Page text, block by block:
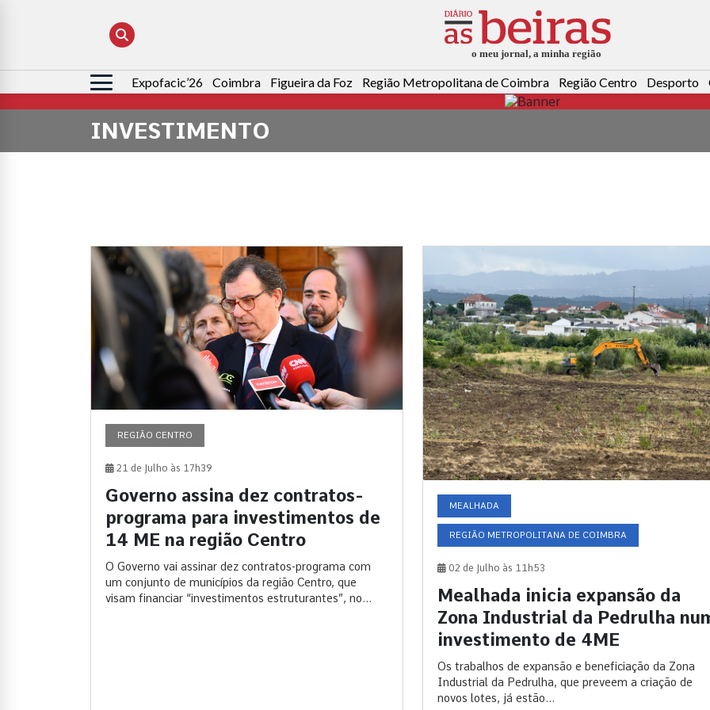
Pesquisar
por:
Expofacic’26 Coimbra Figueira da Foz Região Metropolitana de Coimbra Região Centro Desporto
INVESTIMENTO
REGIÃO CENTRO
21 de Julho às 17h39
Governo assina dez contratos-
programa para investimentos de
14 ME na região Centro
O Governo vai assinar dez contratos-programa com
um conjunto de municípios da região Centro, que
visam financiar “investimentos estruturantes”, no...
MEALHADA
REGIÃO METROPOLITANA DE COIMBRA
02 de Julho às 11h53
Mealhada inicia expansão da
Zona Industrial da Pedrulha
investimento de 4ME
Os trabalhos de expansão e beneficiação da Zona
Industrial da Pedrulha, que preveem a criação de
novos lotes, já estão...